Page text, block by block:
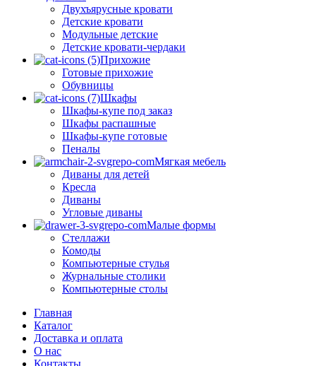
Двухъярусные кровати
Детские кровати
Модульные детские
Детские кровати-чердаки
Прихожие
Готовые прихожие
Обувницы
Шкафы
Шкафы-купе под заказ
Шкафы распашные
Шкафы-купе готовые
Пеналы
Мягкая мебель
Диваны для детей
Кресла
Диваны
Угловые диваны
Малые формы
Стеллажи
Комоды
Компьютерные стулья
Журнальные столики
Компьютерные столы
Главная
Каталог
Доставка и оплата
О нас